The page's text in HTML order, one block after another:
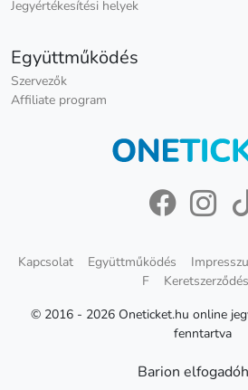
Jegyértékesítési helyek
Együttműködés
Szervezők
Affiliate program
Kapcsolat Együttműködés
F
Keretszerződés
© 2016 - 2026 Oneticket.hu online
fenntartva
Barion